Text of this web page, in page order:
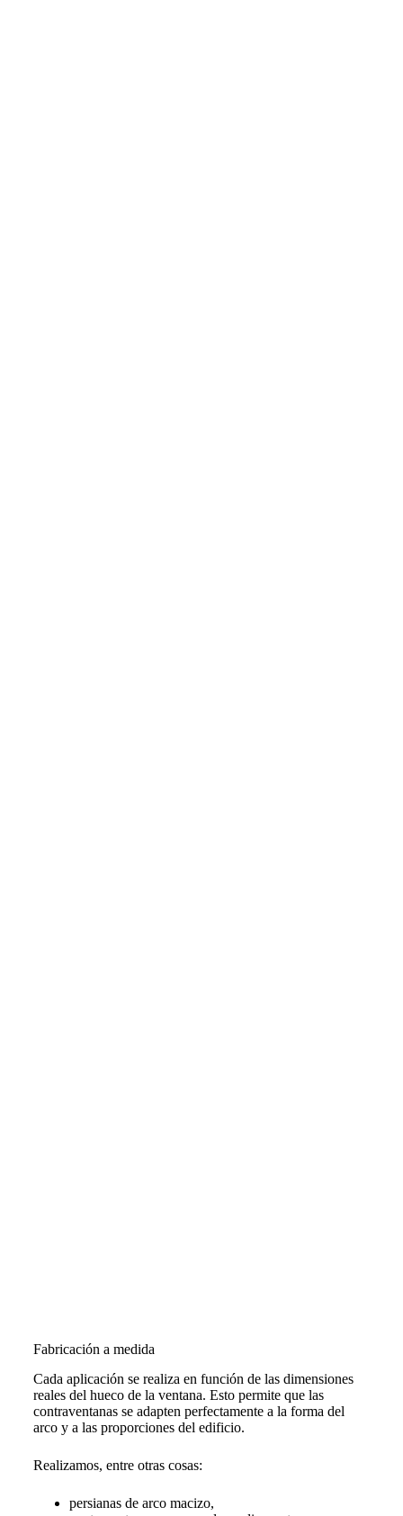
Fabricación a medida
Cada aplicación se realiza en función de las dimensiones
reales del hueco de la ventana. Esto permite que las
contraventanas se adapten perfectamente a la forma del
arco y a las proporciones del edificio.
Realizamos, entre otras cosas:
persianas de arco macizo,